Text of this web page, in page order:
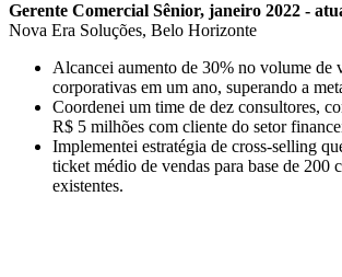
Gerente Comercial Sênior, janeiro 2022 -
Nova Era Soluções, Belo Horizonte
Alcancei aumento de 30% no volume de
corporativas em um ano, superando a
Coordenei um time de dez consultores,
R$ 5 milhões com cliente do setor
Implementei estratégia de cross-selling
ticket médio de vendas para base de 200
existentes.